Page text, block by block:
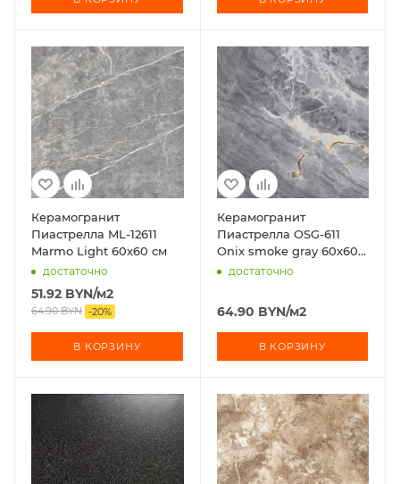
Керамогранит
Пиастрелла ML-12611
Marmo Light 60х60 см
достаточно
51.92 BYN/м2
64.90BYN -20%
В КОРЗИНУ
Керамогранит
Пиастрелла OSG-611
Onix smoke gray 60х60
смдостаточно
64.90 BYN/м2
В КОРЗИНУ